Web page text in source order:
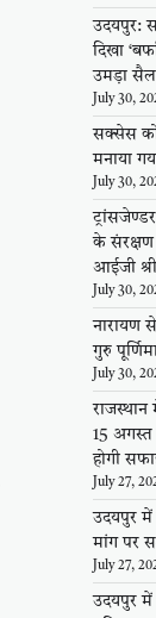
उदयपुर:
दिखा
उमड़ा
July 30,
सक्सेस
मनाया
July 30,
के
आईजी
July 30,
नारायण
गुरु
July 30,
राजस्थान
15 अगस्त
होगी
July 27,
उदयपुर में
मांग पर
July 27,
उदयपुर में